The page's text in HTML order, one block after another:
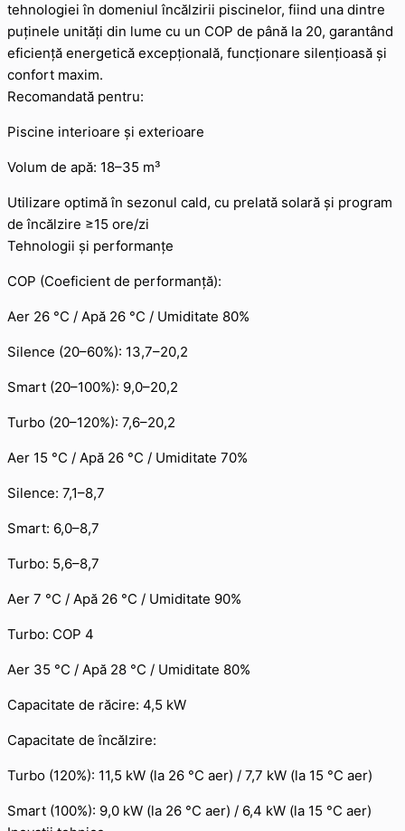
tehnologiei în domeniul încălzirii piscinelor, fiind una dintre
puținele unități din lume cu un COP de până la 20, garantând
eficiență energetică excepțională, funcționare silențioasă și
confort maxim.
Recomandată pentru:
Piscine interioare și exterioare
Volum de apă: 18–35 m³
Utilizare optimă în sezonul cald, cu prelată solară și program
de încălzire ≥15 ore/zi
Tehnologii și performanțe
COP (Coeficient de performanță):
Aer 26 °C / Apă 26 °C / Umiditate 80%
Silence (20–60%): 13,7–20,2
Smart (20–100%): 9,0–20,2
Turbo (20–120%): 7,6–20,2
Aer 15 °C / Apă 26 °C / Umiditate 70%
Silence: 7,1–8,7
Smart: 6,0–8,7
Turbo: 5,6–8,7
Aer 7 °C / Apă 26 °C / Umiditate 90%
Turbo: COP 4
Aer 35 °C / Apă 28 °C / Umiditate 80%
Capacitate de răcire: 4,5 kW
Capacitate de încălzire:
Turbo (120%): 11,5 kW (la 26 °C aer) / 7,7 kW (la 15 °C aer)
Smart (100%): 9,0 kW (la 26 °C aer) / 6,4 kW (la 15 °C aer)